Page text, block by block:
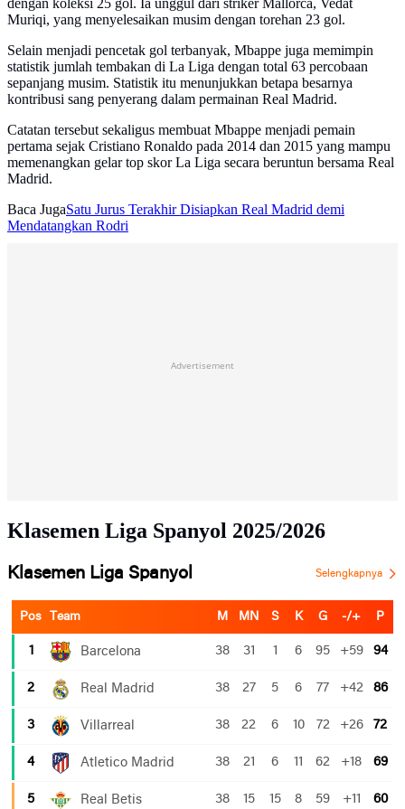
dengan koleksi 25 gol. Ia unggul dari striker Mallorca, Vedat
Muriqi, yang menyelesaikan musim dengan torehan 23 gol.
Selain menjadi pencetak gol terbanyak, Mbappe juga memimpin
statistik jumlah tembakan di La Liga dengan total 63 percobaan
sepanjang musim. Statistik itu menunjukkan betapa besarnya
kontribusi sang penyerang dalam permainan Real Madrid.
Catatan tersebut sekaligus membuat Mbappe menjadi pemain
pertama sejak Cristiano Ronaldo pada 2014 dan 2015 yang mampu
memenangkan gelar top skor La Liga secara beruntun bersama Real
Madrid.
Baca JugaSatu Jurus Terakhir Disiapkan Real Madrid demi
Mendatangkan Rodri
Advertisement
Klasemen Liga Spanyol 2025/2026